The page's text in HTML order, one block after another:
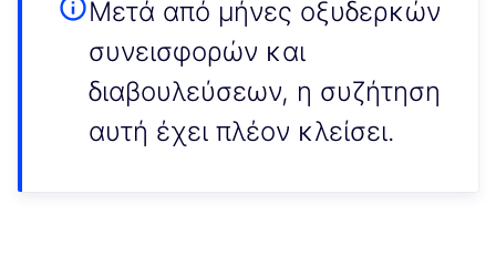
Μετά από μήνες οξυδερκών
συνεισφορών και
διαβουλεύσεων, η συζήτηση
αυτή έχει πλέον κλείσει.